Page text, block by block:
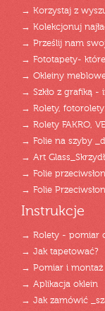
→ Korzystaj z
→ Kolekcjonuj
→ Prześlij nam
→ Fototapety-
→ Okleiny
→ Szkło z grafiką -
→ Rolety,
→ Rolety FAKRO,
→ Folie na szyby
→ Art
→ Folie
→ Folie
Instrukcje
→ Rolety - pomiar
→ Jak tapetować?
→ Pomiar i montaż
→ Aplikacja oklein
→ Jak zamówić